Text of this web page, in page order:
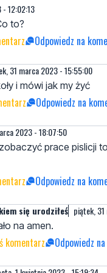
12:02:13
to?
Odpowiedz na
31 marca 2023 - 15:55:00
i mówi jak my żyć
Odpowiedz na
2023 - 18:07:50
prace pislicji
Odpowiedz na
się urodziłeś piątek,
na amen.
komentarz Odpowiedz